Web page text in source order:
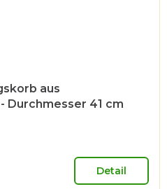
aus
Durchmesser 41 cm
Detail